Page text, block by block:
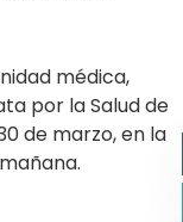
médica,
por la Salud de
de marzo, en la